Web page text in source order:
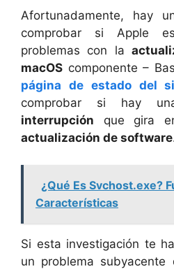
Afortunadamente, hay
comprobar si Apple
problemas con la
macOS componente –
página de estado del
comprobar si hay
interrupción que gira
actualización de software
¿Qué Es Svchost.exe?
Características
Si esta investigación te
un problema